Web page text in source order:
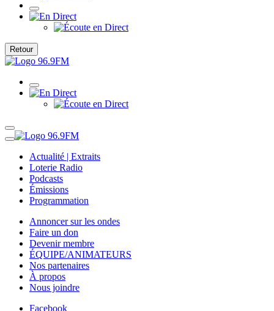
Retour
Actualité | Extraits
Loterie Radio
Podcasts
Émissions
Programmation
Annoncer sur les ondes
Faire un don
Devenir membre
ÉQUIPE/ANIMATEURS
Nos partenaires
À propos
Nous joindre
Facebook